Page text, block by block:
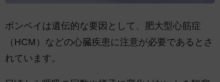
ボンベイは遺伝的な要因として、肥大型心筋症
（HCM）などの心臓疾患に注意が必要であるとさ
れています。